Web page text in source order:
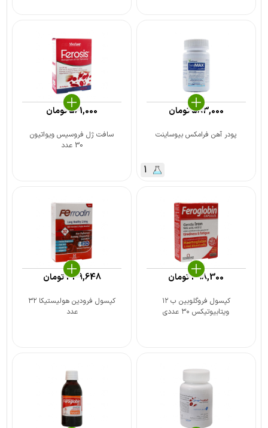
پودر آهن فرامکس بیوساینت
583,000تومان
1
سافت ژل فروسیس ویواتیون
30 عدد
561,000تومان
کپسول فروگلوبین ب ۱۲
ویتابیوتیکس ۳۰ عددی
498,300تومان
کپسول فرودین هولیستیکا ۳۲
عدد
439,648تومان